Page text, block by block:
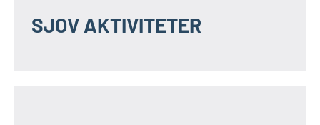
SJOV AKTIVITETER